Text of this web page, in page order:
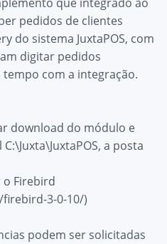
pedidos de clientes
do sistema JuxtaPOS, com
digitar pedidos
com a integração.
download do módulo e
a posta
o Firebird
3-0-10/)
podem ser solicitadas